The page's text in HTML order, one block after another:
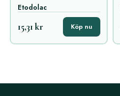
Etodolac
15,31 kr Köp nu